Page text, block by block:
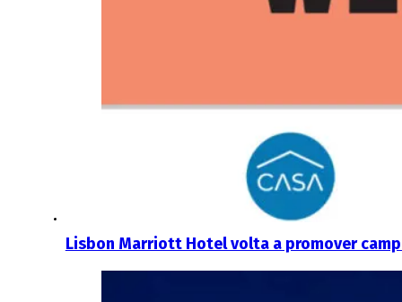
Lisbon Marriott Hotel volta a promover